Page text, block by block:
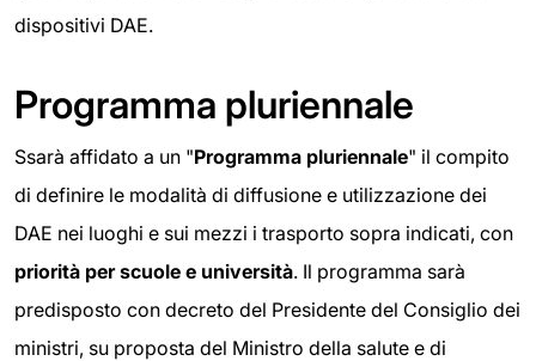
dispositivi DAE.
Programma pluriennale
Ssarà affidato a un "Programma pluriennale" il compito
di definire le modalità di diffusione e utilizzazione dei
DAE nei luoghi e sui mezzi i trasporto sopra indicati, con
priorità per scuole e università. Il programma sarà
predisposto con decreto del Presidente del Consiglio dei
ministri, su proposta del Ministro della salute e di